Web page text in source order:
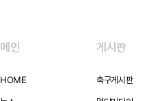
메인
HOME
게시판
축구게시판